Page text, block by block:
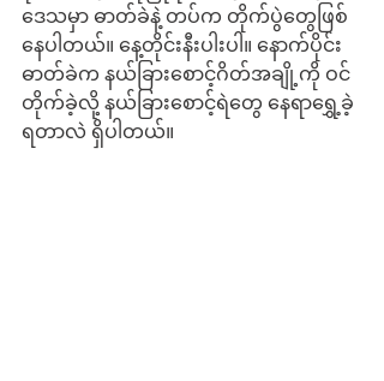
ဒေသမှာ ဓာတ်ခဲနဲ့ တပ်က တိုက်ပွဲတွေဖြစ်
နေပါတယ်။ နေ့တိုင်းနီးပါးပါ။ နောက်ပိုင်း
ဓာတ်ခဲက နယ်ခြားစောင့်ဂိတ်အချို့ကို ဝင်
တိုက်ခဲ့လို့ နယ်ခြားစောင့်ရဲတွေ နေရာရွှေ့ခဲ့
ရတာလဲ ရှိပါတယ်။